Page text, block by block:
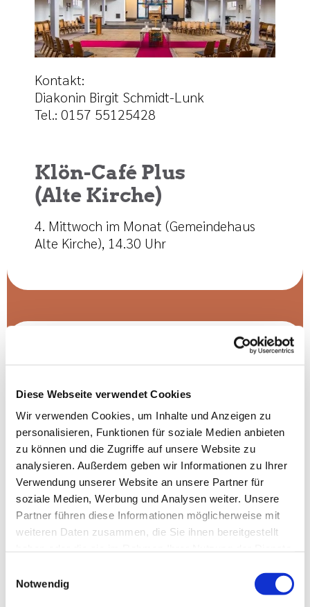
Diese Webseite verwendet Cookies
Wir verwenden Cookies, um Inhalte und Anzeigen zu
personalisieren, Funktionen für soziale Medien anbieten
zu können und die Zugriffe auf unsere Website zu
analysieren. Außerdem geben wir Informationen zu Ihrer
Verwendung unserer Website an unsere Partner für
soziale Medien, Werbung und Analysen weiter. Unsere
Partner führen diese Informationen möglicherweise mit
weiteren Daten zusammen, die Sie ihnen bereitgestellt
Notwendig
Kontakt:
Diakonin Birgit Schmidt-Lunk
Tel.: 0157 55125428
Klön-Café Plus
(Alte Kirche)
4. Mittwoch im Monat (Gemeindehaus
Alte Kirche), 14.30 Uhr
Kontakt:
Tel.: 711646